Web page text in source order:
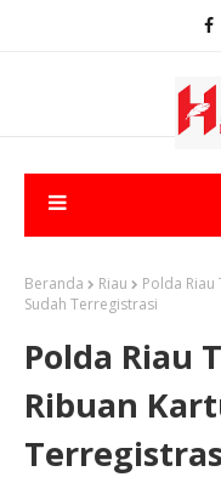
Beranda Riau
Polda Riau
Sudah Terregistrasi
Polda Riau
Ribuan